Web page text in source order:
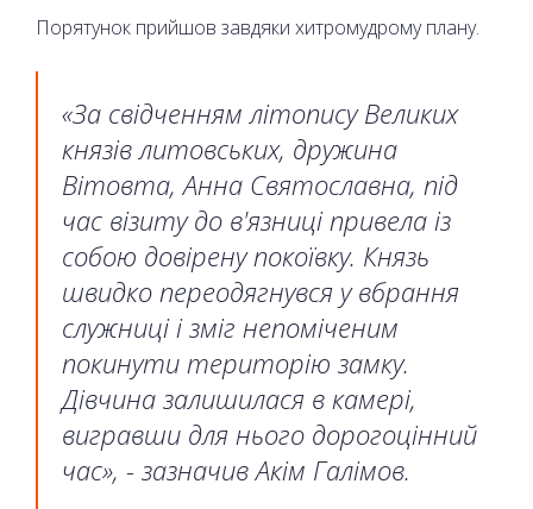
Порятунок прийшов завдяки хитромудрому плану.
«За свідченням літопису Великих
князів литовських, дружина
Вітовта, Анна Святославна, під
час візиту до в'язниці привела із
собою довірену покоївку. Князь
швидко переодягнувся у вбрання
служниці і зміг непоміченим
покинути територію замку.
Дівчина залишилася в камері,
вигравши для нього дорогоцінний
час», - зазначив Акім Галімов.